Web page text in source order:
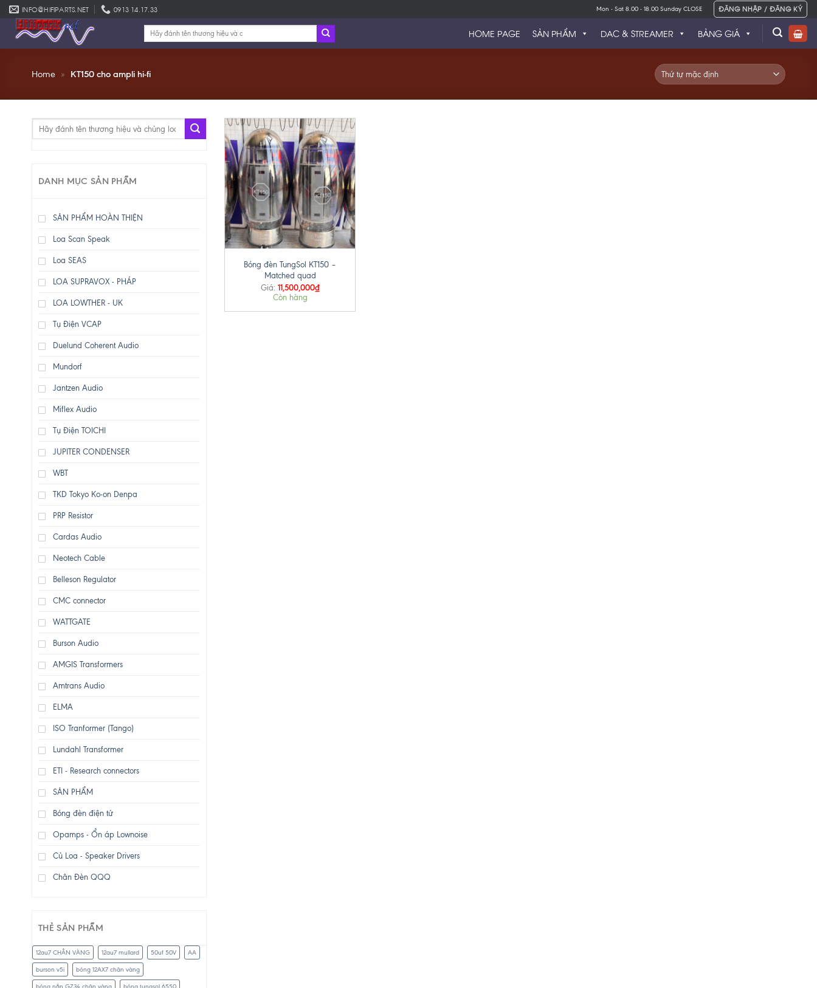
Skip
to
content
INFO@HIFIPARTS.NET 0913 14.17.33 Mon - Sat 8.00 - 18.00 Sunday CLOSE ĐĂNG NHẬP / ĐĂNG KÝ
Tìm
HOME PAGE SẢN PHẨM BẢNG GIÁ
DAC & STREAMER
Home » KT150 cho ampli hi-fi
Tìm
DANH MỤC SẢN PHẨM
SẢN PHẨM HOÀN THIỆN
Loa Scan Speak
Loa SEAS
LOA SUPRAVOX - PHÁP
LOA LOWTHER - UK
Tụ Điện VCAP
Duelund Coherent Audio
Mundorf
Jantzen Audio
Miflex Audio
Tụ Điện TOICHI
JUPITER CONDENSER
WBT
TKD Tokyo Ko-on Denpa
PRP Resistor
Cardas Audio
Neotech Cable
Belleson Regulator
CMC connector
WATTGATE
Burson Audio
AMGIS Transformers
Amtrans Audio
ELMA
ISO Tranformer (Tango)
Lundahl Transformer
ETI - Research connectors
SẢN PHẨM
Bóng đèn điện tử
Opamps - Ổn áp Lownoise
Củ Loa - Speaker Drivers
Chân Đèn QQQ
THẺ SẢN PHẨM
12au7 CHÂN VÀNG 12au7 mullard 50uf 50V AA
burson v5i bóng 12AX7 chân vàng
Bóng đèn TungSol KT150 –
Matched quad
Giá: 11,500,000₫
Còn hàng